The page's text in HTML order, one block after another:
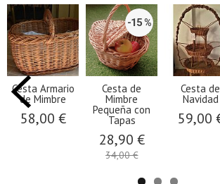
Cesta Armario
de Mimbre
58,00 €
-15 %
Cesta de
Mimbre
Pequeña con
Tapas
28,90 €
34,00 €
Cesta de
Navidad
59,00